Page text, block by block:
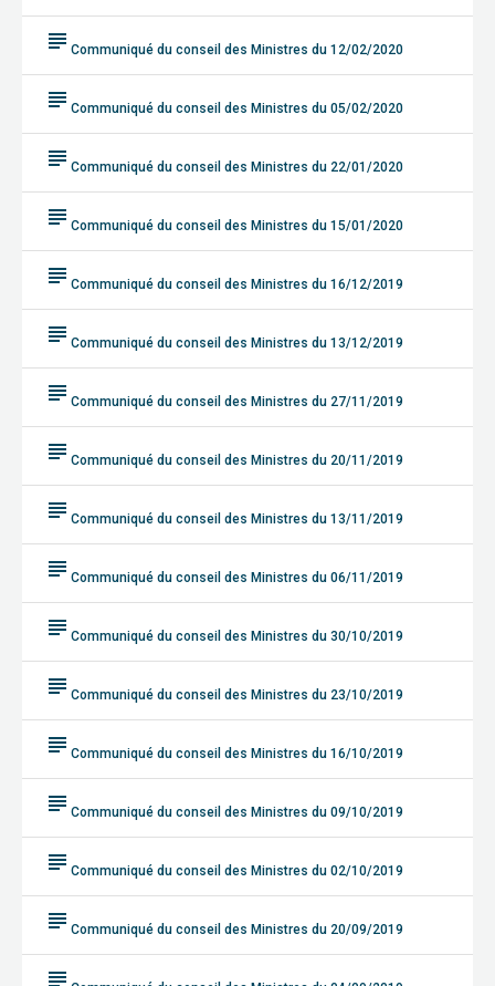
subject Communiqué du conseil des Ministres du 12/02/2020
subject Communiqué du conseil des Ministres du 05/02/2020
subject Communiqué du conseil des Ministres du 22/01/2020
subject Communiqué du conseil des Ministres du 15/01/2020
subject Communiqué du conseil des Ministres du 16/12/2019
subject Communiqué du conseil des Ministres du 13/12/2019
subject Communiqué du conseil des Ministres du 27/11/2019
subject Communiqué du conseil des Ministres du 20/11/2019
subject Communiqué du conseil des Ministres du 13/11/2019
subject Communiqué du conseil des Ministres du 06/11/2019
subject Communiqué du conseil des Ministres du 30/10/2019
subject Communiqué du conseil des Ministres du 23/10/2019
subject Communiqué du conseil des Ministres du 16/10/2019
subject Communiqué du conseil des Ministres du 09/10/2019
subject Communiqué du conseil des Ministres du 02/10/2019
subject Communiqué du conseil des Ministres du 20/09/2019
subject